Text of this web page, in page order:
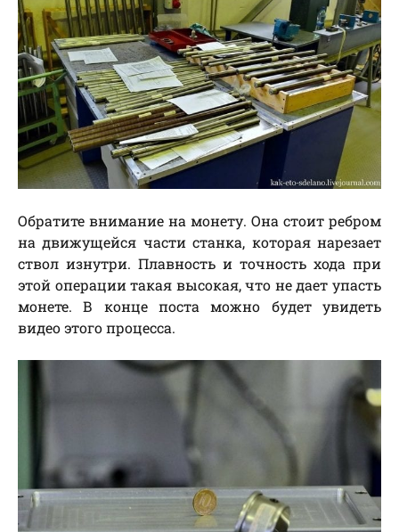
Обратите внимание на монету. Она стоит ребром
на движущейся части станка, которая нарезает
ствол изнутри. Плавность и точность хода при
этой операции такая высокая, что не дает упасть
монете. В конце поста можно будет увидеть
видео этого процесса.